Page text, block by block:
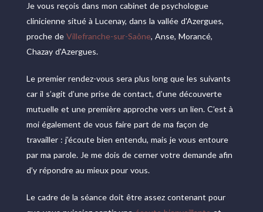
Je vous reçois dans mon cabinet de psychologue
clinicienne situé à Lucenay, dans la vallée d'Azergues,
proche de Villefranche-sur-Saône, Anse, Morancé,
Chazay d'Azergues.
Le premier rendez-vous sera plus long que les suivants
car il s’agit d’une prise de contact, d’une découverte
mutuelle et une première approche vers un lien. C’est à
moi également de vous faire part de ma façon de
travailler : j’écoute bien entendu, mais je vous entoure
par ma parole. Je me dois de cerner votre demande afin
d’y répondre au mieux pour vous.
Le cadre de la séance doit être assez contenant pour